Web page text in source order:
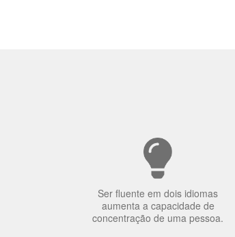
Ser fluente em dois idiomas
aumenta a capacidade de
concentração de uma pessoa.